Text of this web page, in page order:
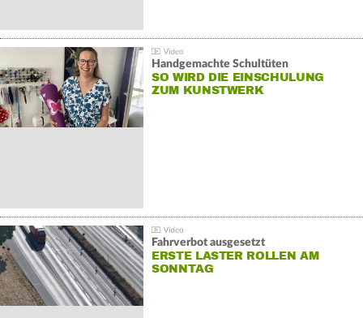
Handgemachte Schultüten
SO WIRD DIE EINSCHULUNG
ZUM KUNSTWERK
Fahrverbot ausgesetzt
ERSTE LASTER ROLLEN AM
SONNTAG